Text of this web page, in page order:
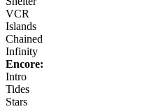
VCR
Islands
Chained
Infinity
Encore:
Intro
Tides
Stars